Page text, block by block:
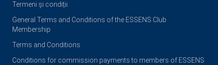
Termeni și condiții
General Terms and Conditions of the ESSENS Club
Membership
Terms and Conditions
Conditions for commission payments to members of ESSENS